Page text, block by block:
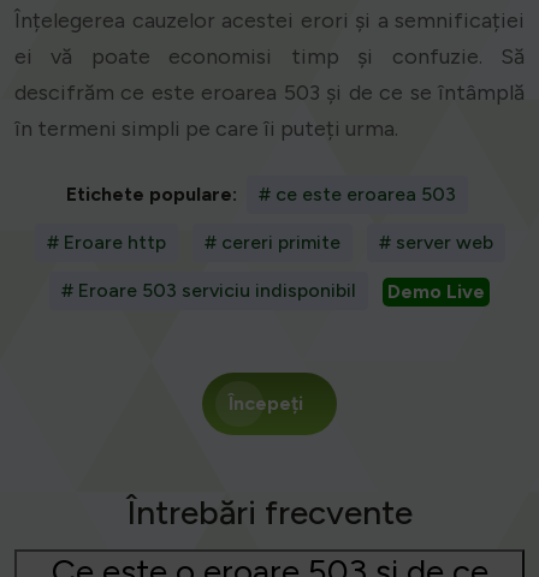
Înțelegerea cauzelor acestei erori și a semnificației
ei vă poate economisi timp și confuzie. Să
descifrăm ce este eroarea 503 și de ce se întâmplă
în termeni simpli pe care îi puteți urma.
Etichete populare: # ce este eroarea 503
# Eroare http # cereri primite # server web
# Eroare 503 serviciu indisponibil Demo Live
Începeți
Întrebări frecvente